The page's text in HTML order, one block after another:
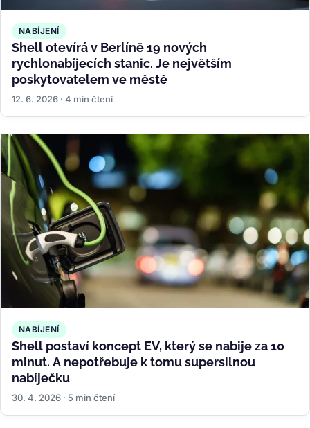
NABÍJENÍ
Shell otevírá v Berlíně 19 nových
rychlonabíjecích stanic. Je největším
poskytovatelem ve městě
12. 6. 2026 · 4 min čtení
NABÍJENÍ
Shell postaví koncept EV, který se nabije za 10
minut. A nepotřebuje k tomu supersilnou
nabíječku
30. 4. 2026 · 5 min čtení